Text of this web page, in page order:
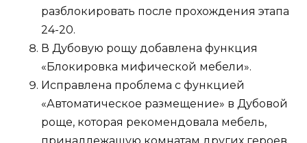
разблокировать после прохождения этапа
24-20.
В Дубовую рощу добавлена функция
«Блокировка мифической мебели».
Исправлена ​​проблема с функцией
«Автоматическое размещение» в Дубовой
роще, которая рекомендовала мебель,
принадлежащую комнатам других героев.